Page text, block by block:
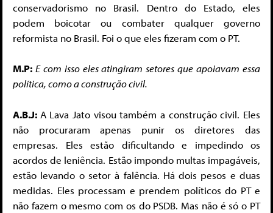
conservadorismo no Brasil. Dentro do Estado, eles
podem boicotar ou combater qualquer governo
reformista no Brasil. Foi o que eles fizeram com o PT.
M.P: E com isso eles atingiram setores que apoiavam essa
política, como a construção civil.
A.B.J: A Lava Jato visou também a construção civil. Eles
não procuraram apenas punir os diretores das
empresas. Eles estão dificultando e impedindo os
acordos de leniência. Estão impondo multas impagáveis,
estão levando o setor à falência. Há dois pesos e duas
medidas. Eles processam e prendem políticos do PT e
não fazem o mesmo com os do PSDB. Mas não é só o PT